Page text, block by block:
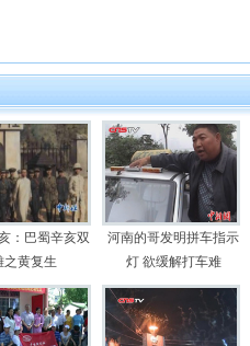
：巴蜀辛亥双
之黄复生
河南的哥发明拼车指示
灯 欲缓解打车难